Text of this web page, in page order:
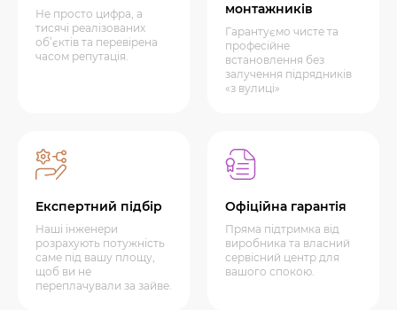
Не просто цифра, а
тисячі реалізованих
об’єктів та перевірена
часом репутація.
монтажників
Гарантуємо чисте та
професійне
встановлення без
залучення підрядників
«з вулиці»
Експертний підбір
Наші інженери
розрахують потужність
саме під вашу площу,
щоб ви не
переплачували за зайве.
Офіційна гарантія
Пряма підтримка від
виробника та власний
сервісний центр для
вашого спокою.